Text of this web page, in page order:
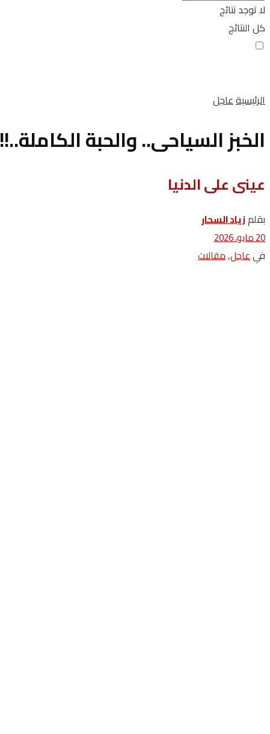
لا توجد نتائج
كل النتائج
الرئيسيةعاجل
الخبز السياحى.. والحبة الكاملة..!!
عينى على الدنيا
بقلمزياد ‬السحار
20 مايو، 2026
فيعاجل,مقالات